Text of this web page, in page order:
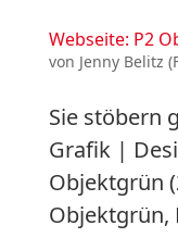
Webseite: P2
von Jenny Belitz
Sie stöbern
Grafik |
Objektgrün
Objektgrün,